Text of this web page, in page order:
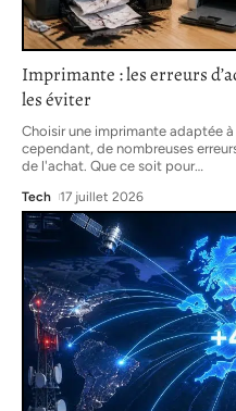
Imprimante : les erreurs
les éviter
Choisir une imprimante adaptée
cependant, de nombreuses
de l'achat. Que ce soit pour…
Tech 17 juillet 2026